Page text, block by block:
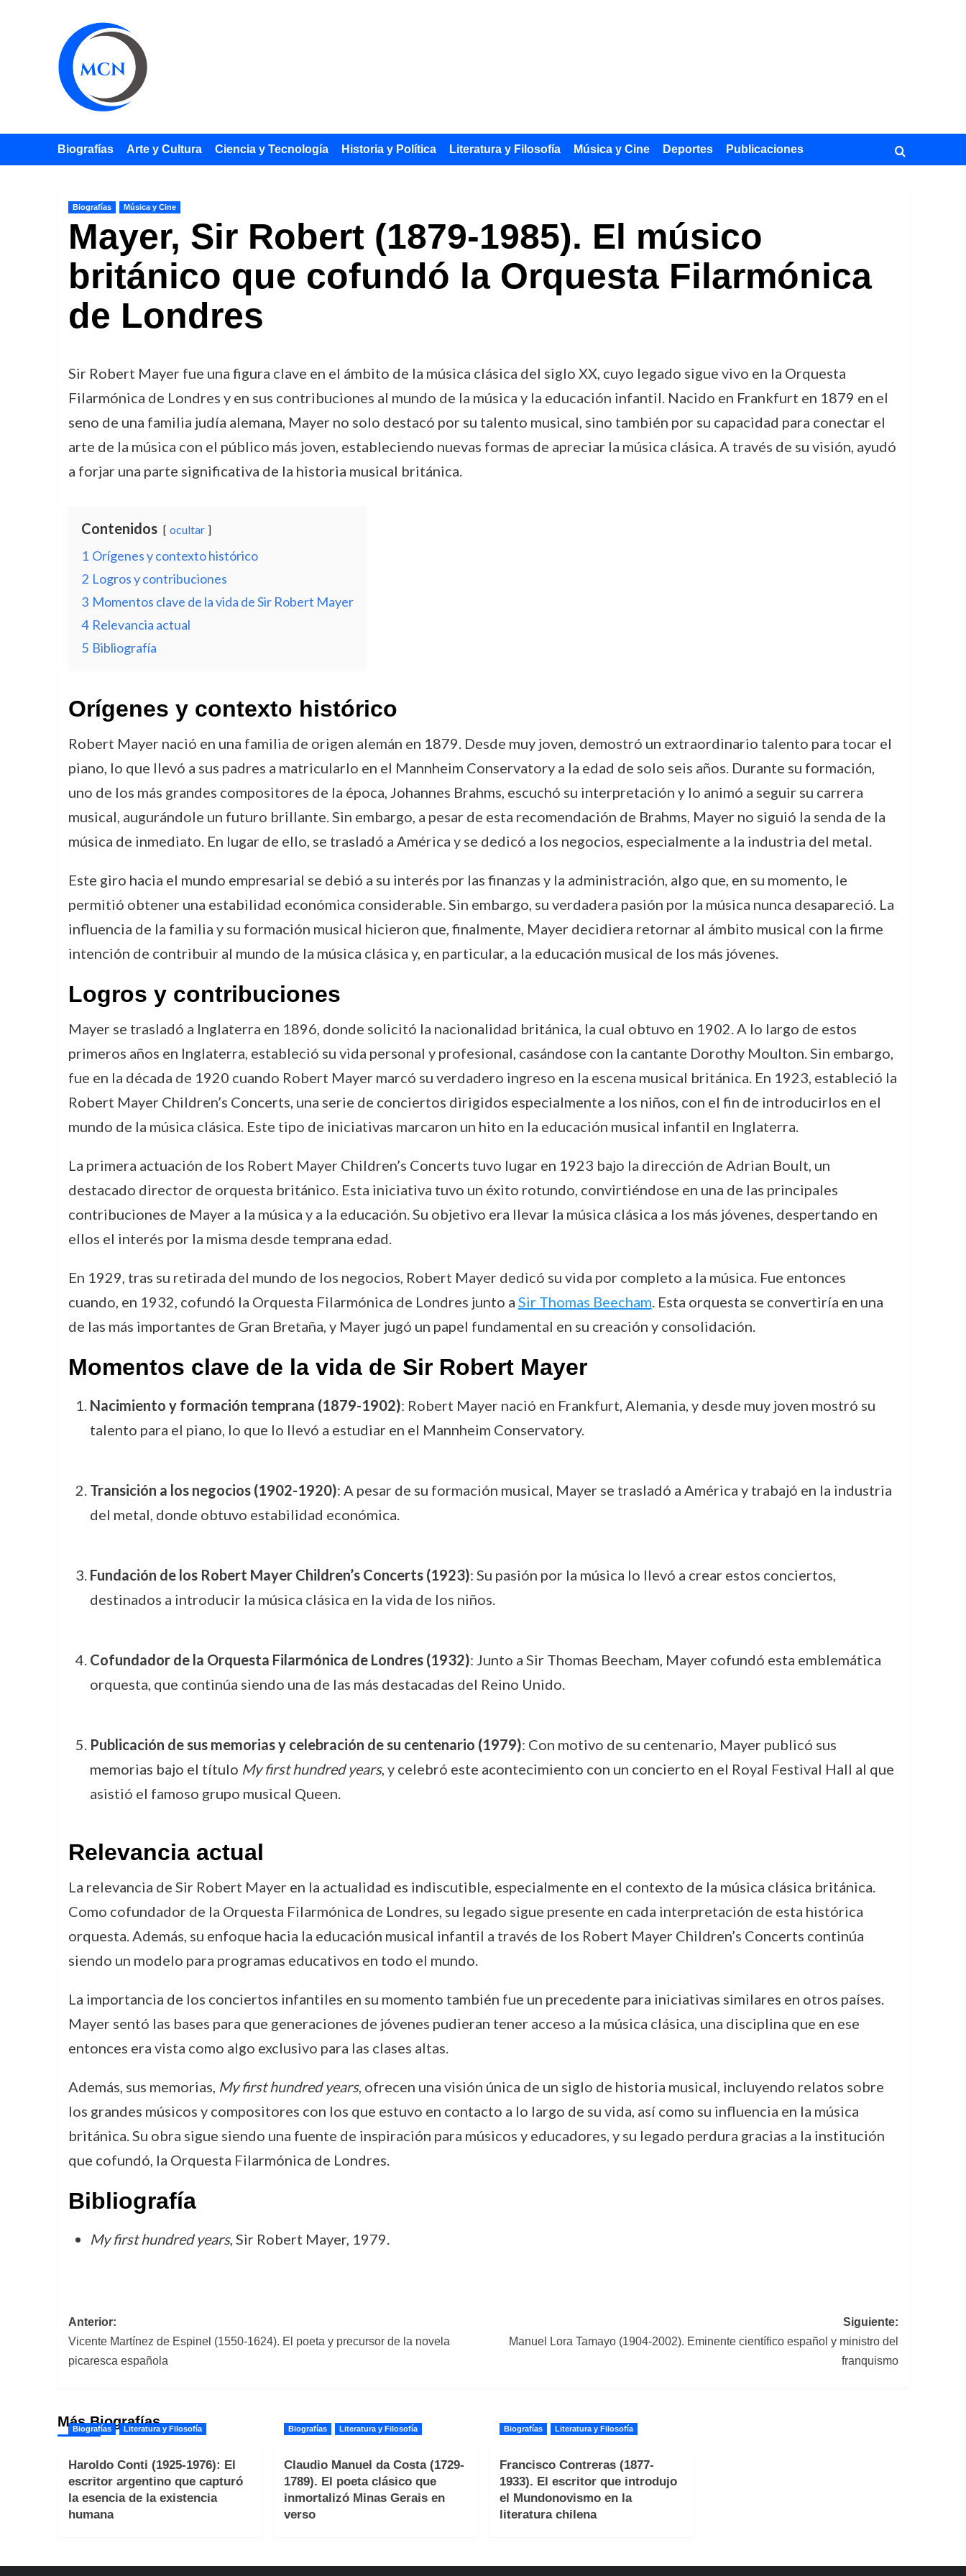
Biografías Arte y Cultura Ciencia y Tecnología Historia y Política Literatura y Filosofía Música y Cine Deportes Publicaciones
Biografías Música y Cine
Mayer, Sir Robert (1879-1985). El músico
británico que cofundó la Orquesta Filarmónica
de Londres
Sir Robert Mayer fue una figura clave en el ámbito de la música clásica del siglo XX, cuyo legado sigue vivo en la Orquesta
Filarmónica de Londres y en sus contribuciones al mundo de la música y la educación infantil. Nacido en Frankfurt en 1879 en el
seno de una familia judía alemana, Mayer no solo destacó por su talento musical, sino también por su capacidad para conectar el
arte de la música con el público más joven, estableciendo nuevas formas de apreciar la música clásica. A través de su visión, ayudó
a forjar una parte significativa de la historia musical británica.
Contenidos ocultar
1 Orígenes y contexto histórico
2 Logros y contribuciones
3 Momentos clave de la vida de Sir Robert Mayer
4 Relevancia actual
5 Bibliografía
Orígenes y contexto histórico
Robert Mayer nació en una familia de origen alemán en 1879. Desde muy joven, demostró un extraordinario talento para tocar el
piano, lo que llevó a sus padres a matricularlo en el Mannheim Conservatory a la edad de solo seis años. Durante su formación,
uno de los más grandes compositores de la época, Johannes Brahms, escuchó su interpretación y lo animó a seguir su carrera
musical, augurándole un futuro brillante. Sin embargo, a pesar de esta recomendación de Brahms, Mayer no siguió la senda de la
música de inmediato. En lugar de ello, se trasladó a América y se dedicó a los negocios, especialmente a la industria del metal.
Este giro hacia el mundo empresarial se debió a su interés por las finanzas y la administración, algo que, en su momento, le
permitió obtener una estabilidad económica considerable. Sin embargo, su verdadera pasión por la música nunca desapareció. La
influencia de la familia y su formación musical hicieron que, finalmente, Mayer decidiera retornar al ámbito musical con la firme
intención de contribuir al mundo de la música clásica y, en particular, a la educación musical de los más jóvenes.
Logros y contribuciones
Mayer se trasladó a Inglaterra en 1896, donde solicitó la nacionalidad británica, la cual obtuvo en 1902. A lo largo de estos
primeros años en Inglaterra, estableció su vida personal y profesional, casándose con la cantante Dorothy Moulton. Sin embargo,
fue en la década de 1920 cuando Robert Mayer marcó su verdadero ingreso en la escena musical británica. En 1923, estableció la
Robert Mayer Children’s Concerts, una serie de conciertos dirigidos especialmente a los niños, con el fin de introducirlos en el
mundo de la música clásica. Este tipo de iniciativas marcaron un hito en la educación musical infantil en Inglaterra.
La primera actuación de los Robert Mayer Children’s Concerts tuvo lugar en 1923 bajo la dirección de Adrian Boult, un
destacado director de orquesta británico. Esta iniciativa tuvo un éxito rotundo, convirtiéndose en una de las principales
contribuciones de Mayer a la música y a la educación. Su objetivo era llevar la música clásica a los más jóvenes, despertando en
ellos el interés por la misma desde temprana edad.
En 1929, tras su retirada del mundo de los negocios, Robert Mayer dedicó su vida por completo a la música. Fue entonces
cuando, en 1932, cofundó la Orquesta Filarmónica de Londres junto a Sir Thomas Beecham. Esta orquesta se convertiría en una
de las más importantes de Gran Bretaña, y Mayer jugó un papel fundamental en su creación y consolidación.
Momentos clave de la vida de Sir Robert Mayer
Nacimiento y formación temprana (1879-1902): Robert Mayer nació en Frankfurt, Alemania, y desde muy joven mostró su
talento para el piano, lo que lo llevó a estudiar en el Mannheim Conservatory.
Transición a los negocios (1902-1920): A pesar de su formación musical, Mayer se trasladó a América y trabajó en la industria
del metal, donde obtuvo estabilidad económica.
Fundación de los Robert Mayer Children’s Concerts (1923): Su pasión por la música lo llevó a crear estos conciertos,
destinados a introducir la música clásica en la vida de los niños.
Cofundador de la Orquesta Filarmónica de Londres (1932): Junto a Sir Thomas Beecham, Mayer cofundó esta emblemática
orquesta, que continúa siendo una de las más destacadas del Reino Unido.
Publicación de sus memorias y celebración de su centenario (1979): Con motivo de su centenario, Mayer publicó sus
memorias bajo el título My first hundred years, y celebró este acontecimiento con un concierto en el Royal Festival Hall al que
asistió el famoso grupo musical Queen.
Relevancia actual
La relevancia de Sir Robert Mayer en la actualidad es indiscutible, especialmente en el contexto de la música clásica británica.
Como cofundador de la Orquesta Filarmónica de Londres, su legado sigue presente en cada interpretación de esta histórica
orquesta. Además, su enfoque hacia la educación musical infantil a través de los Robert Mayer Children’s Concerts continúa
siendo un modelo para programas educativos en todo el mundo.
La importancia de los conciertos infantiles en su momento también fue un precedente para iniciativas similares en otros países.
Mayer sentó las bases para que generaciones de jóvenes pudieran tener acceso a la música clásica, una disciplina que en ese
entonces era vista como algo exclusivo para las clases altas.
Además, sus memorias, My first hundred years, ofrecen una visión única de un siglo de historia musical, incluyendo relatos sobre
los grandes músicos y compositores con los que estuvo en contacto a lo largo de su vida, así como su influencia en la música
británica. Su obra sigue siendo una fuente de inspiración para músicos y educadores, y su legado perdura gracias a la institución
que cofundó, la Orquesta Filarmónica de Londres.
Bibliografía
My first hundred years, Sir Robert Mayer, 1979.
Navegación
de
Anterior:
Vicente Martínez de Espinel (1550-1624). El poeta y precursor de la novela
picaresca española
Siguiente:
Manuel Lora Tamayo (1904-2002). Eminente científico español y ministro del
franquismo
Más Biografías
Biografías Literatura y Filosofía
Haroldo Conti (1925-1976): El
escritor argentino que capturó
la esencia de la existencia
humana
Biografías Literatura y Filosofía
Claudio Manuel da Costa (1729-
1789). El poeta clásico que
inmortalizó Minas Gerais en
verso
Biografías Literatura y Filosofía
Francisco Contreras (1877-
1933). El escritor que introdujo
el Mundonovismo en la
literatura chilena